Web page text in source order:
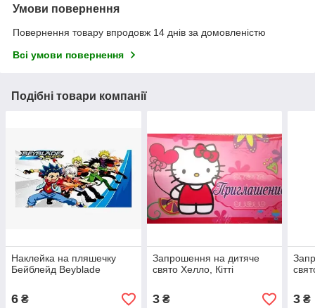
Умови повернення
Повернення товару впродовж 14 днів за домовленістю
Всі умови повернення
Подібні товари компанії
Наклейка на пляшечку
Бейблейд Beyblade
6 ₴
Запрошення на дитяче
свято Хелло, Кітті
3₴ 3 ₴